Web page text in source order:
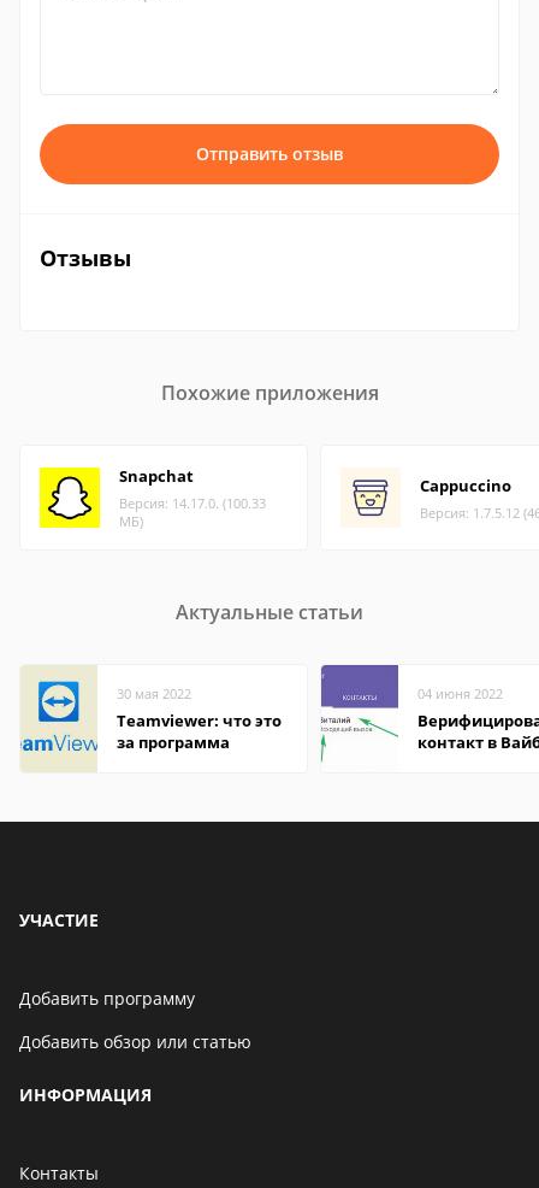
Отправить отзыв
Отзывы
Похожие приложения
Snapchat
Версия: 14.17.0. (100.33
МБ)
Cappuccino
Версия: 1.7.5.12
Актуальные статьи
30 мая 2022
Teamviewer: что это
за программа
04 июня 2022
контакт в
УЧАСТИЕ
Добавить программу
Добавить обзор или статью
ИНФОРМАЦИЯ
Контакты